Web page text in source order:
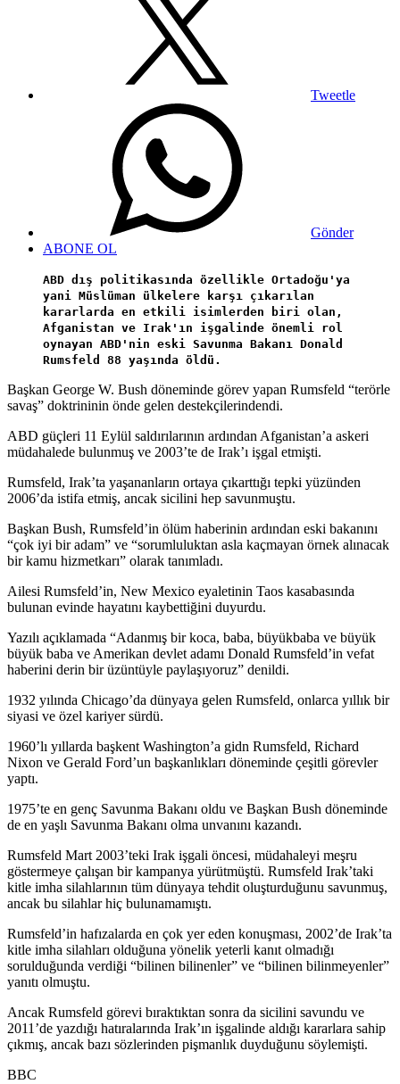
Tweetle
Gönder
ABONE OL
ABD dış politikasında özellikle Ortadoğu'ya
yani Müslüman ülkelere karşı çıkarılan
kararlarda en etkili isimlerden biri olan,
Afganistan ve Irak'ın işgalinde önemli rol
oynayan ABD'nin eski Savunma Bakanı Donald
Rumsfeld 88 yaşında öldü.
Başkan George W. Bush döneminde görev yapan Rumsfeld “terörle
savaş” doktrininin önde gelen destekçilerindendi.
ABD güçleri 11 Eylül saldırılarının ardından Afganistan’a askeri
müdahalede bulunmuş ve 2003’te de Irak’ı işgal etmişti.
Rumsfeld, Irak’ta yaşananların ortaya çıkarttığı tepki yüzünden
2006’da istifa etmiş, ancak sicilini hep savunmuştu.
Başkan Bush, Rumsfeld’in ölüm haberinin ardından eski bakanını
“çok iyi bir adam” ve “sorumluluktan asla kaçmayan örnek alınacak
bir kamu hizmetkarı” olarak tanımladı.
Ailesi Rumsfeld’in, New Mexico eyaletinin Taos kasabasında
bulunan evinde hayatını kaybettiğini duyurdu.
Yazılı açıklamada “Adanmış bir koca, baba, büyükbaba ve büyük
büyük baba ve Amerikan devlet adamı Donald Rumsfeld’in vefat
haberini derin bir üzüntüyle paylaşıyoruz” denildi.
1932 yılında Chicago’da dünyaya gelen Rumsfeld, onlarca yıllık bir
siyasi ve özel kariyer sürdü.
1960’lı yıllarda başkent Washington’a gidn Rumsfeld, Richard
Nixon ve Gerald Ford’un başkanlıkları döneminde çeşitli görevler
yaptı.
1975’te en genç Savunma Bakanı oldu ve Başkan Bush döneminde
de en yaşlı Savunma Bakanı olma unvanını kazandı.
Rumsfeld Mart 2003’teki Irak işgali öncesi, müdahaleyi meşru
göstermeye çalışan bir kampanya yürütmüştü. Rumsfeld Irak’taki
kitle imha silahlarının tüm dünyaya tehdit oluşturduğunu savunmuş,
ancak bu silahlar hiç bulunamamıştı.
Rumsfeld’in hafızalarda en çok yer eden konuşması, 2002’de Irak’ta
kitle imha silahları olduğuna yönelik yeterli kanıt olmadığı
sorulduğunda verdiği “bilinen bilinenler” ve “bilinen bilinmeyenler”
yanıtı olmuştu.
Ancak Rumsfeld görevi bıraktıktan sonra da sicilini savundu ve
2011’de yazdığı hatıralarında Irak’ın işgalinde aldığı kararlara sahip
çıkmış, ancak bazı sözlerinden pişmanlık duyduğunu söylemişti.
BBC